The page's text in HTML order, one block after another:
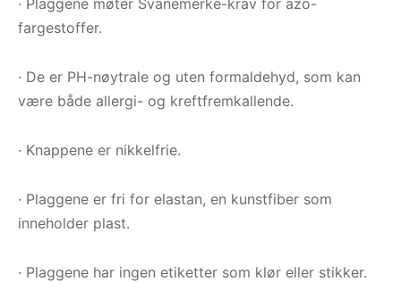
fargestoffer.
· De er PH-nøytrale og uten formaldehyd, som kan
være både allergi- og kreftfremkallende.
· Knappene er nikkelfrie.
· Plaggene er fri for elastan, en kunstfiber som
inneholder plast.
· Plaggene har ingen etiketter som klør eller stikker.